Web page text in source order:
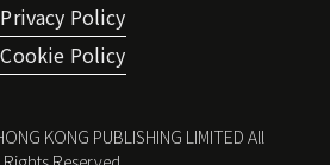
Privacy Policy
Cookie Policy
KONG PUBLISHING LIMITED All